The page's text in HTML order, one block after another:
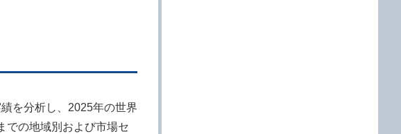
を分析し、2025年の世界
での地域別および市場セ